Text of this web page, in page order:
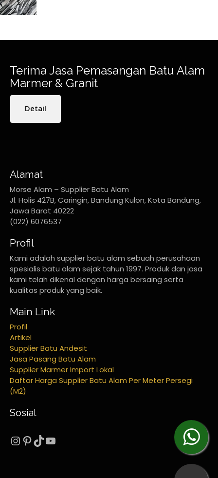
Terima Jasa Pemasangan Batu Alam
Marmer & Granit
Detail
Alamat
Morse Alam – Supplier Batu Alam
Jl. Holis 427B, Caringin, Bandung Kulon, Kota Bandung,
Jawa Barat 40222
(022) 6076537
Profil
Kami adalah supplier batu alam sebuah perusahaan
spesialis batu alam sejak tahun 1997. Produk dan jasa
kami telah dikenal dengan harga bersaing serta
kualitas produk yang baik.
Main Link
Profil
Artikel
Supplier Batu Andesit
Jasa Pasang Batu Alam
Supplier Marmer Import Lokal
Daftar Harga Supplier Batu Alam Per Meter Persegi
(M2)
Sosial
Instagram
Pinterest
TikTok
YouTube